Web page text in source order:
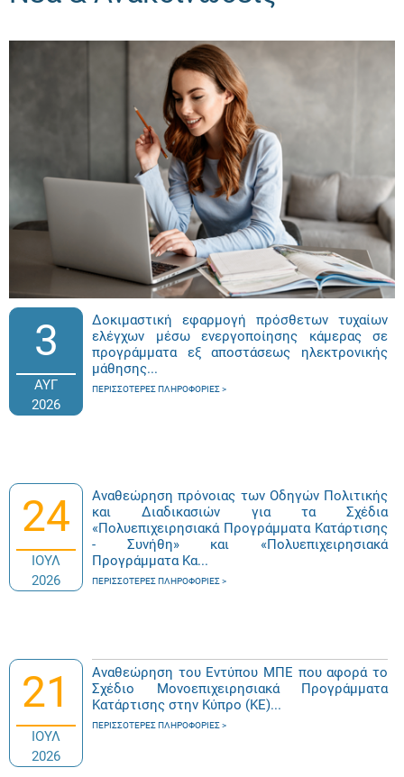
3
ΑΥΓ
2026
Δοκιμαστική εφαρμογή πρόσθετων τυχαίων
ελέγχων μέσω ενεργοποίησης κάμερας σε
προγράμματα εξ αποστάσεως ηλεκτρονικής
μάθησης...
ΠΕΡΙΣΣΌΤΕΡΕΣ ΠΛΗΡΟΦΟΡΊΕΣ
24
ΙΟΥΛ
2026
Αναθεώρηση πρόνοιας των Οδηγών Πολιτικής
και Διαδικασιών για τα Σχέδια
«Πολυεπιχειρησιακά Προγράμματα Κατάρτισης
- Συνήθη» και «Πολυεπιχειρησιακά
Προγράμματα Κα...
ΠΕΡΙΣΣΌΤΕΡΕΣ ΠΛΗΡΟΦΟΡΊΕΣ
21
ΙΟΥΛ
2026
Αναθεώρηση του Εντύπου ΜΠΕ που αφορά το
Σχέδιο Μονοεπιχειρησιακά Προγράμματα
Κατάρτισης στην Κύπρο (ΚΕ)...
ΠΕΡΙΣΣΌΤΕΡΕΣ ΠΛΗΡΟΦΟΡΊΕΣ